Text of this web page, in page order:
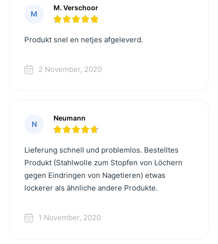
M
M. Verschoor
Produkt snel en netjes afgeleverd.
2 November, 2020
N
Neumann
Lieferung schnell und problemlos. Bestelltes
Produkt (Stahlwolle zum Stopfen von Löchern
gegen Eindringen von Nagetieren) etwas
lockerer als ähnliche andere Produkte.
1 November, 2020